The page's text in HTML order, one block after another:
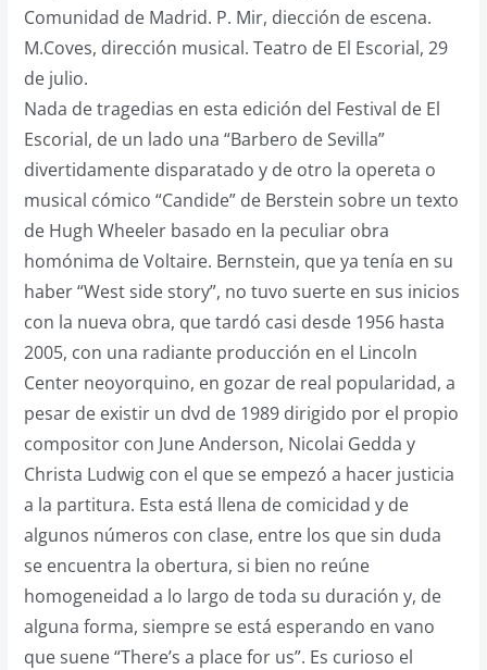
Comunidad de Madrid. P. Mir, diección de escena.
M.Coves, dirección musical. Teatro de El Escorial, 29
de julio.
Nada de tragedias en esta edición del Festival de El
Escorial, de un lado una “Barbero de Sevilla”
divertidamente disparatado y de otro la opereta o
musical cómico “Candide” de Berstein sobre un texto
de Hugh Wheeler basado en la peculiar obra
homónima de Voltaire. Bernstein, que ya tenía en su
haber “West side story”, no tuvo suerte en sus inicios
con la nueva obra, que tardó casi desde 1956 hasta
2005, con una radiante producción en el Lincoln
Center neoyorquino, en gozar de real popularidad, a
pesar de existir un dvd de 1989 dirigido por el propio
compositor con June Anderson, Nicolai Gedda y
Christa Ludwig con el que se empezó a hacer justicia
a la partitura. Esta está llena de comicidad y de
algunos números con clase, entre los que sin duda
se encuentra la obertura, si bien no reúne
homogeneidad a lo largo de toda su duración y, de
alguna forma, siempre se está esperando en vano
que suene “There’s a place for us”. Es curioso el